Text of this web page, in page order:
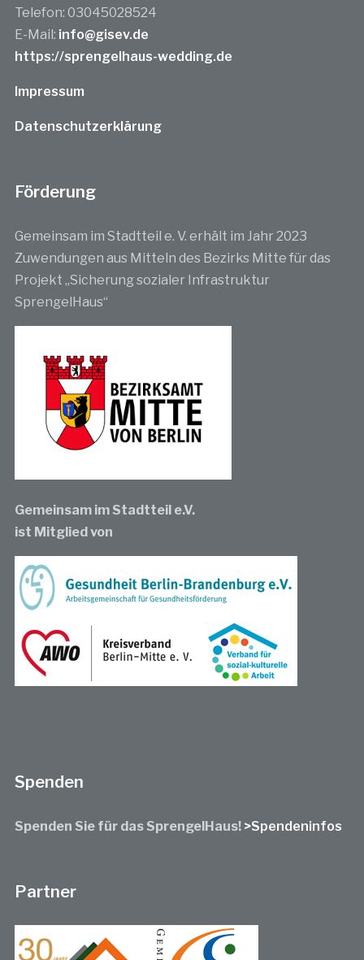
Telefon: 03045028524
E-Mail: info@gisev.de
https://sprengelhaus-wedding.de
Impressum
Datenschutzerklärung
Förderung
Gemeinsam im Stadtteil e. V. erhält im Jahr 2023
Zuwendungen aus Mitteln des Bezirks Mitte für das
Projekt „Sicherung sozialer Infrastruktur
SprengelHaus“
Gemeinsam im Stadtteil e.V.
ist Mitglied von
Spenden
Spenden Sie für das SprengelHaus! >Spendeninfos
Partner